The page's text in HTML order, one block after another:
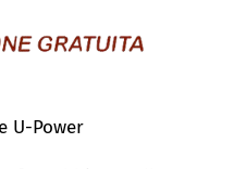
U-Power